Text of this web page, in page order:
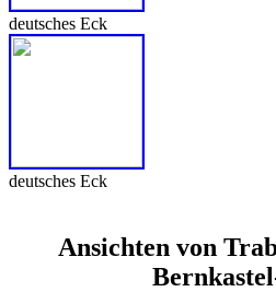
deutsches Eck
deutsches Eck
Ansichten von